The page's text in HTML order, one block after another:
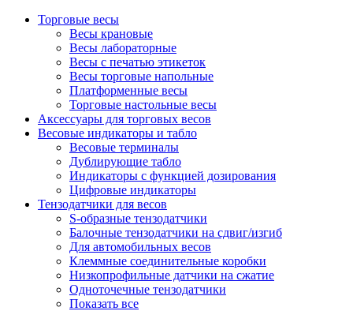
Торговые весы
Весы крановые
Весы лабораторные
Весы с печатью этикеток
Весы торговые напольные
Платформенные весы
Торговые настольные весы
Аксессуары для торговых весов
Весовые индикаторы и табло
Весовые терминалы
Дублирующие табло
Индикаторы с функцией дозирования
Цифровые индикаторы
Тензодатчики для весов
S-образные тензодатчики
Балочные тензодатчики на сдвиг/изгиб
Для автомобильных весов
Клеммные соединительные коробки
Низкопрофильные датчики на сжатие
Одноточечные тензодатчики
Показать все